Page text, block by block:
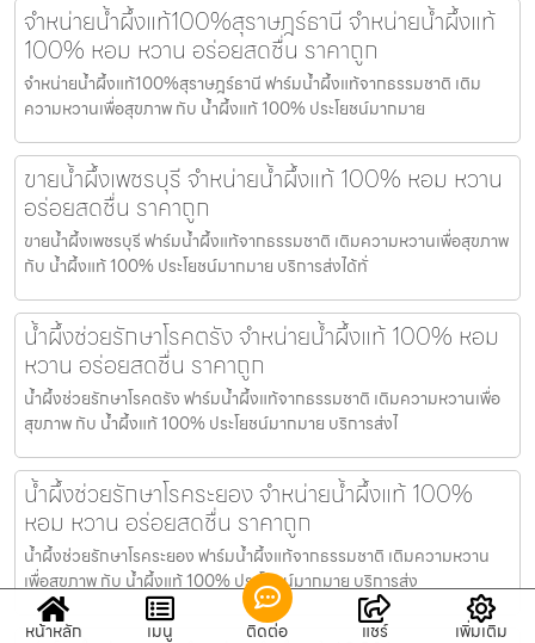
จำหน่ายน้ำผึ้งแท้100%สุราษฎร์ธานี จำหน่ายน้ำผึ้งแท้
100% หอม หวาน อร่อยสดชื่น ราคาถูก
จำหน่ายน้ำผึ้งแท้100%สุราษฎร์ธานี ฟาร์มน้ำผึ้งแท้จากธรรมชาติ เติม
ความหวานเพื่อสุขภาพ กับ น้ำผึ้งแท้ 100% ประโยชน์มากมาย
ขายน้ำผึ้งเพชรบุรี จำหน่ายน้ำผึ้งแท้ 100% หอม หวาน
อร่อยสดชื่น ราคาถูก
ขายน้ำผึ้งเพชรบุรี ฟาร์มน้ำผึ้งแท้จากธรรมชาติ เติมความหวานเพื่อสุขภาพ
กับ น้ำผึ้งแท้ 100% ประโยชน์มากมาย บริการส่งได้ทั่
น้ำผึ้งช่วยรักษาโรคตรัง จำหน่ายน้ำผึ้งแท้ 100% หอม
หวาน อร่อยสดชื่น ราคาถูก
น้ำผึ้งช่วยรักษาโรคตรัง ฟาร์มน้ำผึ้งแท้จากธรรมชาติ เติมความหวานเพื่อ
สุขภาพ กับ น้ำผึ้งแท้ 100% ประโยชน์มากมาย บริการส่งไ
น้ำผึ้งช่วยรักษาโรคระยอง จำหน่ายน้ำผึ้งแท้ 100%
หอม หวาน อร่อยสดชื่น ราคาถูก
น้ำผึ้งช่วยรักษาโรคระยอง ฟาร์มน้ำผึ้งแท้จากธรรมชาติ เติมความหวาน
เพื่อสุขภาพ กับ น้ำผึ้งแท้ 100% ประโยชน์มากมาย บริการส่ง
หน้าหลัก เมนู ติดต่อ แชร์ เพิ่มเติม